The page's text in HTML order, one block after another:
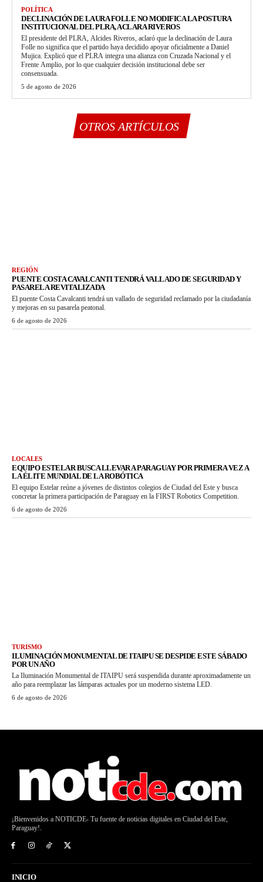
POLÍTICA
DECLINACIÓN DE LAURA FOLLE NO MODIFICA LA POSTURA
INSTITUCIONAL DEL PLRA, ACLARA RIVEROS
El presidente del PLRA, Alcides Riveros, aclaró que la declinación de Laura
Folle no significa que el partido haya decidido apoyar oficialmente a Daniel
Mujica. Explicó que el PLRA integra una alianza con Cruzada Nacional y el
Frente Amplio, por lo que cualquier decisión institucional debe ser
consensuada.
5 de agosto de 2026
OTROS ARTÍCULOS
REGIÓN
PUENTE COSTA CAVALCANTI TENDRÁ VALLADO DE SEGURIDAD Y
PASARELA REVITALIZADA
El puente Costa Cavalcanti tendrá un vallado de seguridad reclamado por la ciudadanía
y mejoras en su pasarela peatonal.
6 de agosto de 2026
LOCALES
EQUIPO ESTELAR BUSCA LLEVAR A PARAGUAY POR PRIMERA VEZ A
LA ÉLITE MUNDIAL DE LA ROBÓTICA
El equipo Estelar reúne a jóvenes de distintos colegios de Ciudad del Este y busca
concretar la primera participación de Paraguay en la FIRST Robotics Competition.
6 de agosto de 2026
TURISMO
ILUMINACIÓN MONUMENTAL DE ITAIPU SE DESPIDE ESTE SÁBADO
POR UN AÑO
La Iluminación Monumental de ITAIPU será suspendida durante aproximadamente un
año para reemplazar las lámparas actuales por un moderno sistema LED.
6 de agosto de 2026
¡Bienvenidos a NOTICDE- Tu fuente de noticias digitales en Ciudad del Este,
Paraguay!.
INICIO